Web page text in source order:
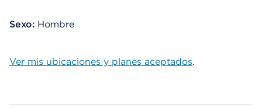
Sexo: Hombre
Ver mis ubicaciones y planes aceptados.